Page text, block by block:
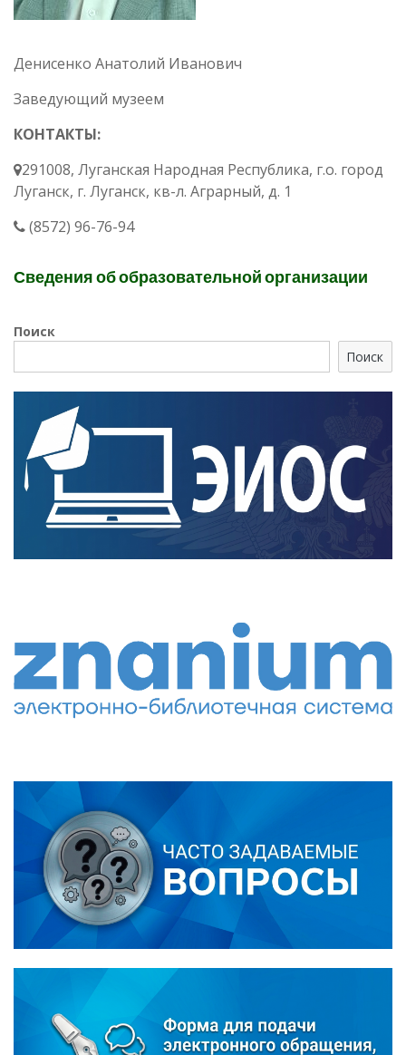
Денисенко Анатолий Иванович
Заведующий музеем
КОНТАКТЫ:
291008, Луганская Народная Республика, г.о. город
Луганск, г. Луганск, кв-л. Аграрный, д. 1
(8572) 96-76-94
Сведения об образовательной организации
Поиск
Поиск